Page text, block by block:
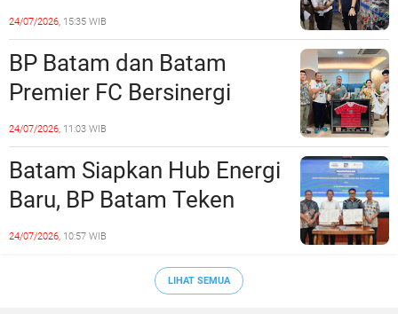
Siapkan Lulusan Siap Kerja
Era Digital
24/07/2026, 15:35 WIB
BP Batam dan Batam
Premier FC Bersinergi
Cetak Generasi Emas
Sepak Bola Kepri
24/07/2026, 11:03 WIB
Batam Siapkan Hub Energi
Baru, BP Batam Teken
Kesepakatan Strategis
24/07/2026, 10:57 WIB
LIHAT SEMUA